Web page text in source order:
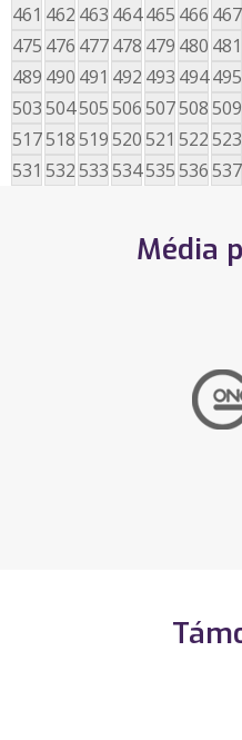
461 462 463 464465 466 467
475 476 477478 479 480 481
489 490 491 492 493 494495
503504505506507508509
517518519520521 522523
531 532533534535536537
Média